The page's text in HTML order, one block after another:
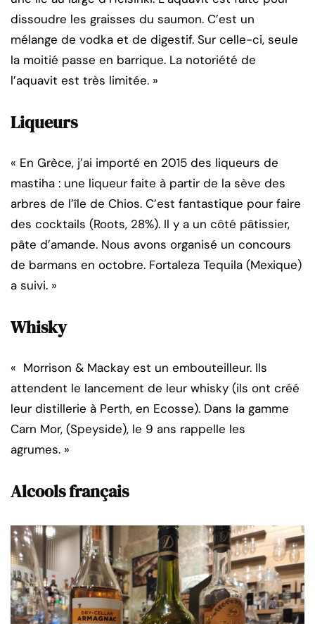
dissoudre les graisses du saumon. C’est un
mélange de vodka et de digestif. Sur celle-ci, seule
la moitié passe en barrique. La notoriété de
l’aquavit est très limitée. »
Liqueurs
« En Grèce, j’ai importé en 2015 des liqueurs de
mastiha : une liqueur faite à partir de la sève des
arbres de l’île de Chios. C’est fantastique pour faire
des cocktails (Roots, 28%). Il y a un côté pâtissier,
pâte d’amande. Nous avons organisé un concours
de barmans en octobre. Fortaleza Tequila (Mexique)
a suivi. »
Whisky
« Morrison & Mackay est un embouteilleur. Ils
attendent le lancement de leur whisky (ils ont créé
leur distillerie à Perth, en Ecosse). Dans la gamme
Carn Mor, (Speyside), le 9 ans rappelle les
agrumes. »
Alcools français